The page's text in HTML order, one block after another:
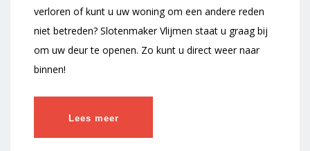
verloren of kunt u uw woning om een andere reden
niet betreden? Slotenmaker Vlijmen staat u graag bij
om uw deur te openen. Zo kunt u direct weer naar
binnen!
Lees meer